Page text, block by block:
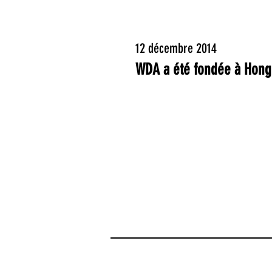
12 décembre 2014
WDA a été fondée à